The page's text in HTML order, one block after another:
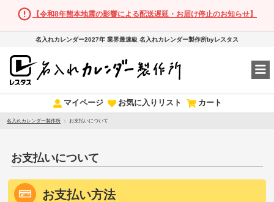
【令和8年熊本地震の影響による配送遅延・お届け停止のお知らせ】
名入れカレンダー2027年 業界最速級 名入れカレンダー製作所byレスタス
マイページ お気に入りリスト カート
名入れカレンダー製作所 お支払いについて
お支払いについて
お支払い方法